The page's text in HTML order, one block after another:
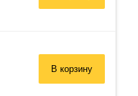
В корзину